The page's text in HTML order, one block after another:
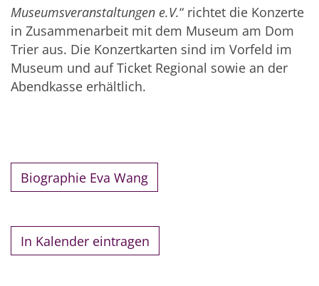
Museumsveranstaltungen e.V.“ richtet die Konzerte
in Zusammenarbeit mit dem Museum am Dom
Trier aus. Die Konzertkarten sind im Vorfeld im
Museum und auf Ticket Regional sowie an der
Abendkasse erhältlich.
Biographie Eva Wang
In Kalender eintragen